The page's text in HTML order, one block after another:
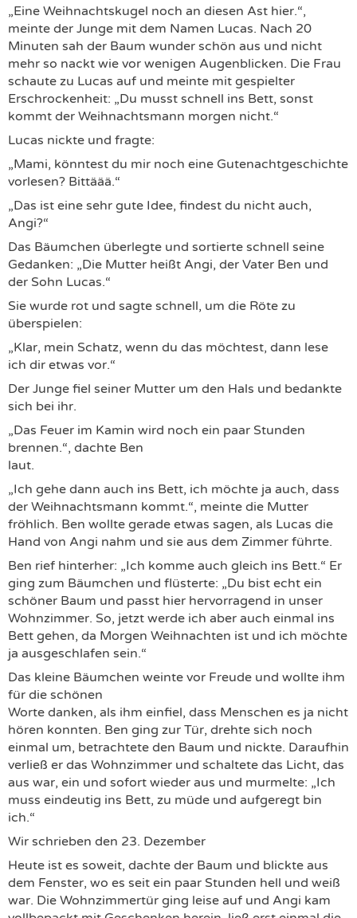
„Eine Weihnachtskugel noch an diesen Ast hier.“,
meinte der Junge mit dem Namen Lucas. Nach 20
Minuten sah der Baum wunder schön aus und nicht
mehr so nackt wie vor wenigen Augenblicken. Die Frau
schaute zu Lucas auf und meinte mit gespielter
Erschrockenheit: „Du musst schnell ins Bett, sonst
kommt der Weihnachtsmann morgen nicht.“
Lucas nickte und fragte:
„Mami, könntest du mir noch eine Gutenachtgeschichte
vorlesen? Bittäää.“
„Das ist eine sehr gute Idee, findest du nicht auch,
Angi?“
Das Bäumchen überlegte und sortierte schnell seine
Gedanken: „Die Mutter heißt Angi, der Vater Ben und
der Sohn Lucas.“
Sie wurde rot und sagte schnell, um die Röte zu
überspielen:
„Klar, mein Schatz, wenn du das möchtest, dann lese
ich dir etwas vor.“
Der Junge fiel seiner Mutter um den Hals und bedankte
sich bei ihr.
„Das Feuer im Kamin wird noch ein paar Stunden
brennen.“, dachte Ben
laut.
„Ich gehe dann auch ins Bett, ich möchte ja auch, dass
der Weihnachtsmann kommt.“, meinte die Mutter
fröhlich. Ben wollte gerade etwas sagen, als Lucas die
Hand von Angi nahm und sie aus dem Zimmer führte.
Ben rief hinterher: „Ich komme auch gleich ins Bett.“ Er
ging zum Bäumchen und flüsterte: „Du bist echt ein
schöner Baum und passt hier hervorragend in unser
Wohnzimmer. So, jetzt werde ich aber auch einmal ins
Bett gehen, da Morgen Weihnachten ist und ich möchte
ja ausgeschlafen sein.“
Das kleine Bäumchen weinte vor Freude und wollte ihm
für die schönen
Worte danken, als ihm einfiel, dass Menschen es ja nicht
hören konnten. Ben ging zur Tür, drehte sich noch
einmal um, betrachtete den Baum und nickte. Daraufhin
verließ er das Wohnzimmer und schaltete das Licht, das
aus war, ein und sofort wieder aus und murmelte: „Ich
muss eindeutig ins Bett, zu müde und aufgeregt bin
ich.“
Wir schrieben den 23. Dezember
Heute ist es soweit, dachte der Baum und blickte aus
dem Fenster, wo es seit ein paar Stunden hell und weiß
war. Die Wohnzimmertür ging leise auf und Angi kam